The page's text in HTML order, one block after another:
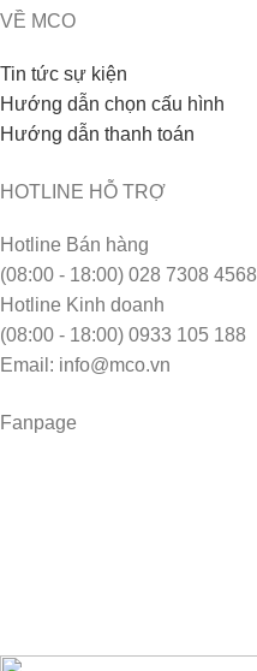
VỀ MCO
Tin tức sự kiện
Hướng dẫn chọn cấu hình
Hướng dẫn thanh toán
HOTLINE HỖ TRỢ
Hotline Bán hàng
(08:00 - 18:00) 028 7308 4568
Hotline Kinh doanh
(08:00 - 18:00) 0933 105 188
Email: info@mco.vn
Fanpage